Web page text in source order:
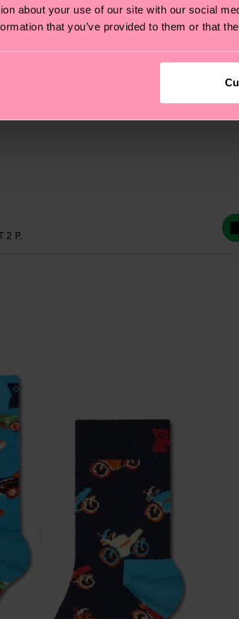
about your use of our site with our social
that you’ve provided to them or that
2 P.